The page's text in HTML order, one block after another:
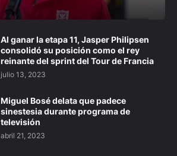
Al ganar la etapa 11, Jasper Philipsen
consolidó su posición como el rey
reinante del sprint del Tour de Francia
julio 13, 2023
Miguel Bosé delata que padece
sinestesia durante programa de
televisión
abril 21, 2023